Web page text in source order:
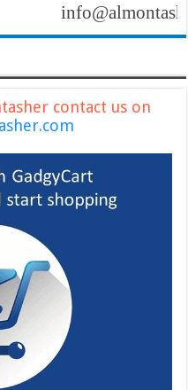
info@almontasher.com
contact us on